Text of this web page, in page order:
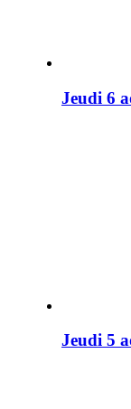
Jeudi 6
Jeudi 5